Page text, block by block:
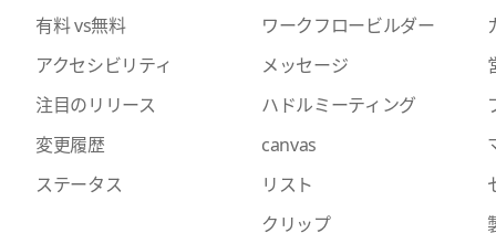
有料 vs無料
アクセシビリティ
注目のリリース
変更履歴
ステータス
ワークフロービルダー
メッセージ
ハドルミーティング
canvas
リスト
クリップ